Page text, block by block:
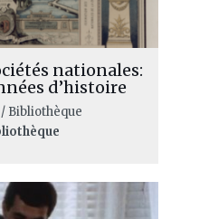
nationales:
d’histoire
Bibliothèque